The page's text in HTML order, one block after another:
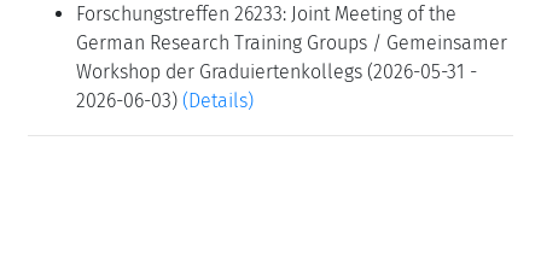
Forschungstreffen 26233: Joint Meeting of the
German Research Training Groups / Gemeinsamer
Workshop der Graduiertenkollegs (2026-05-31 -
2026-06-03) (Details)